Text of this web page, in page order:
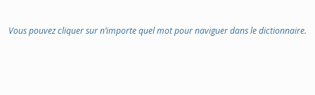
Vous pouvez cliquer sur n’importe quel mot pour naviguer dans le dictionnaire.